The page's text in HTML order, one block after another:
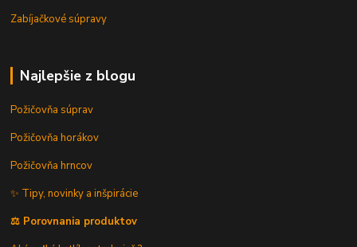
Zabíjačkové súpravy
Najlepšie z blogu
Požičovňa súprav
Požičovňa horákov
Požičovňa hrncov
✨ Tipy, novinky a inšpirácie
⚖️ Porovnania produktov